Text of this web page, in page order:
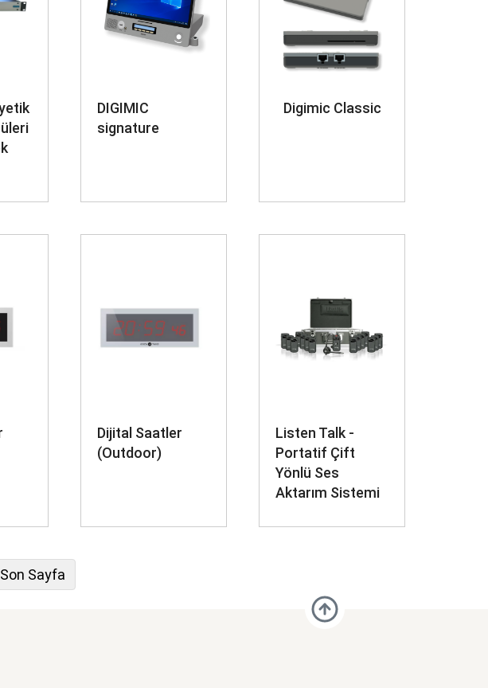
DIGIMIC
signature
Digimic Classic
Dijital Saatler
(Outdoor)
Listen Talk -
Portatif Çift
Yönlü Ses
Aktarım Sistemi
Son Sayfa